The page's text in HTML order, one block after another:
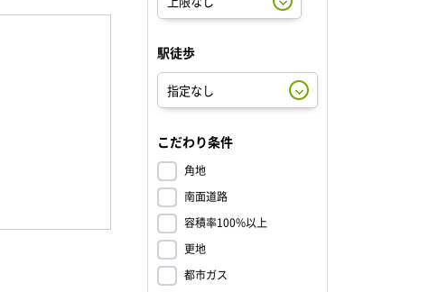
駅徒歩
こだわり条件
角地
南面道路
容積率100%以上
更地
都市ガス